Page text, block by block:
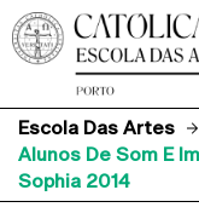
Escola Das Artes
Alunos De Som E
Sophia 2014